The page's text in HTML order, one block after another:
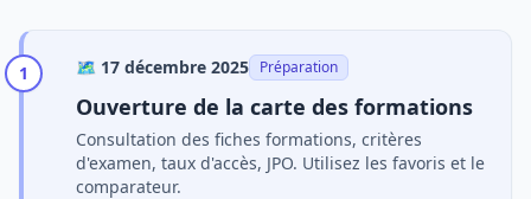
1 🗺️ 17 décembre 2025 Préparation
Ouverture de la carte des formations
Consultation des fiches formations, critères
d'examen, taux d'accès, JPO. Utilisez les favoris et le
comparateur.